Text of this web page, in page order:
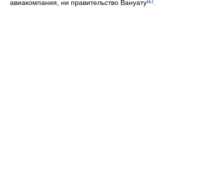
авиакомпания, ни правительство Вануату